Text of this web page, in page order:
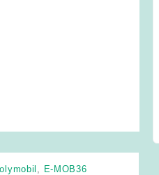
E-MOB36